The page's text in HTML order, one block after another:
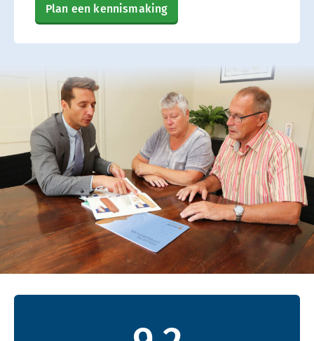
Plan een kennismaking